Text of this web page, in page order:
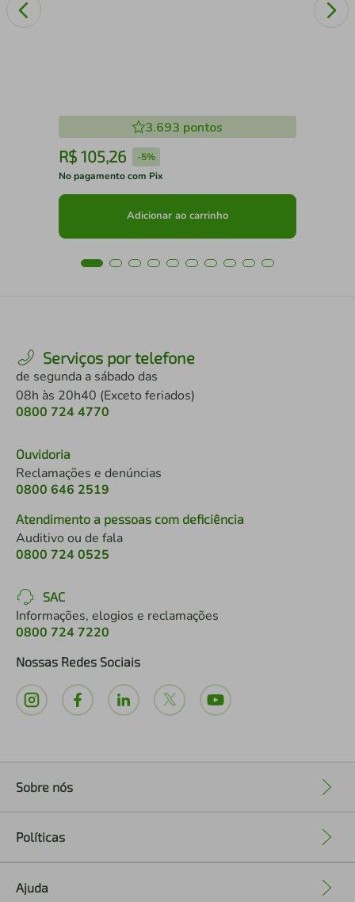
3.693 pontos
R$ 105,26 -5%
No pagamento com Pix
Adicionar ao carrinho
Serviços por telefone
de segunda a sábado das
08h às 20h40 (Exceto feriados)
0800 724 4770
Ouvidoria
Reclamações e denúncias
0800 646 2519
Atendimento a pessoas com deficiência
Auditivo ou de fala
0800 724 0525
SAC
Informações, elogios e reclamações
0800 724 7220
Nossas Redes Sociais
Sobre nós
Políticas
Ajuda